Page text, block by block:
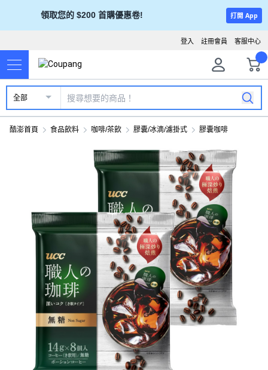
領取您的 $200 首購優惠卷! 打開 App
客服中心
註冊會員
登入
全部
酷澎首頁 食品飲料 咖啡/茶飲 膠囊/冰滴/濾掛式 膠囊咖啡